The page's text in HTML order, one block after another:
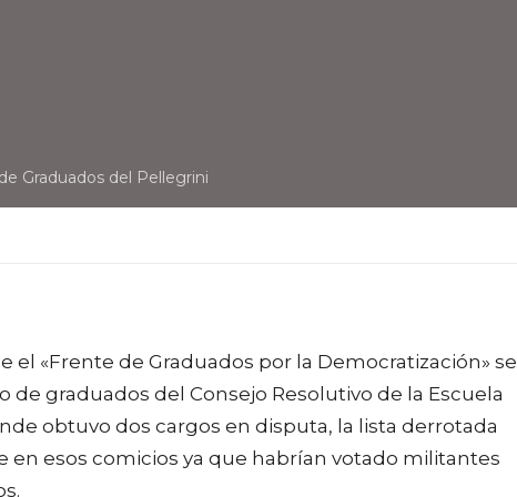
Graduados del Pellegrini
el «Frente de Graduados por la Democratización» se
graduados del Consejo Resolutivo de la Escuela
obtuvo dos cargos en disputa, la lista derrotada
en esos comicios ya que habrían votado militantes